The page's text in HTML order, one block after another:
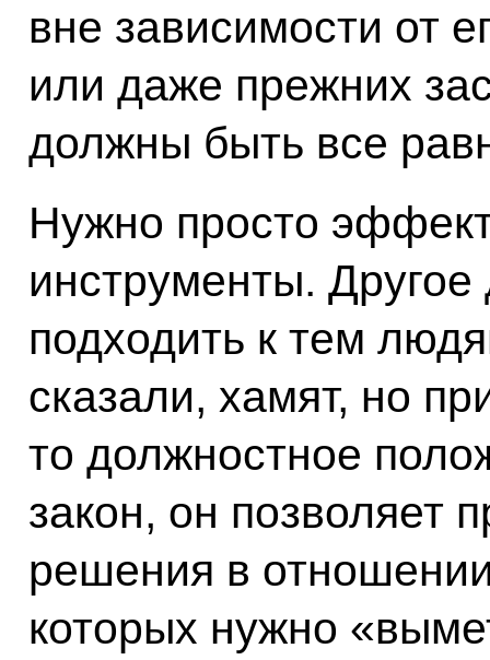
вне зависимости от
или даже прежних
должны быть все
Нужно просто
инструменты.
подходить к тем
сказали, хамят, но
то должностное
закон, он позволяет
решения в
которых нужно